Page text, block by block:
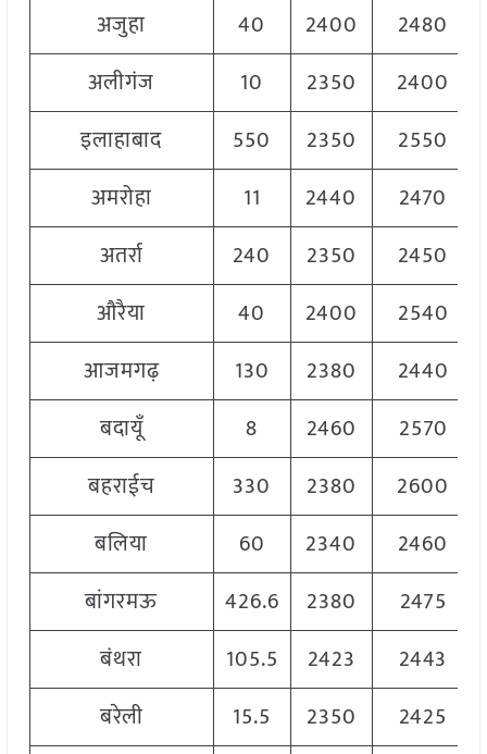
अजुहा
40 2400 2480
अलीगंज
10 2350
2400
इलाहाबाद
550 2350
2550
अमरोहा
11 2440 2470
अतर्रा
240 2350 2450
औरैया
40 2400
2540
आजमगढ़
130 2380 2440
बदायूँ
8 2460 2570
बहराईच
330 2380
2600
बलिया
60 2340 2460
बांगरमऊ
426.6 2380 2475
बंथरा
105.5 2423
2443
बरेली
15.5 2350
2425